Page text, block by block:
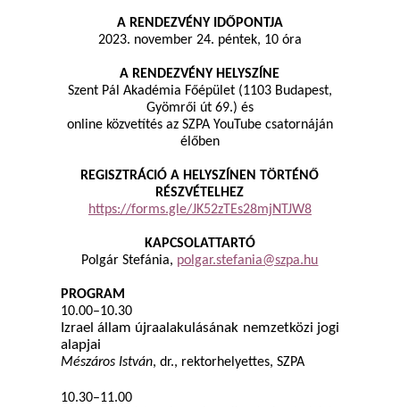
A RENDEZVÉNY IDŐPONTJA
2023. november 24. péntek, 10 óra
A RENDEZVÉNY HELYSZÍNE
Szent Pál Akadémia Főépület (1103 Budapest,
Gyömrői út 69.) és
online közvetítés az SZPA YouTube csatornáján
élőben
REGISZTRÁCIÓ A HELYSZÍNEN TÖRTÉNŐ
RÉSZVÉTELHEZ
https://forms.gle/JK52zTEs28mjNTJW8
KAPCSOLATTARTÓ
Polgár Stefánia, polgar.stefania@szpa.hu
PROGRAM
10.00–10.30
Izrael állam újraalakulásának nemzetközi jogi
alapjai
Mészáros István, dr., rektorhelyettes, SZPA
10.30–11.00